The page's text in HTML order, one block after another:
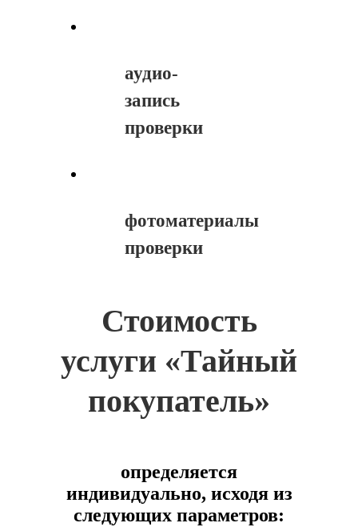
аудио-
запись
проверки
фотоматериалы
проверки
Стоимость
услуги «Тайный
покупатель»
определяется
индивидуально, исходя из
следующих параметров: